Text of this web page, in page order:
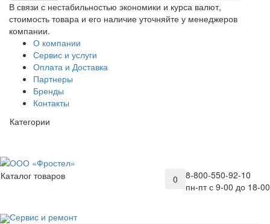
В связи с нестабильностью экономики и курса валют,
стоимость товара и его наличие уточняйте у менеджеров
компании.
О компании
Сервис и услуги
Оплата и Доставка
Партнеры
Бренды
Контакты
Категории
8-800-550-92-10
пн-пт с 9-00 до 18-00
0
Каталог товаров
Сервис и ремонт